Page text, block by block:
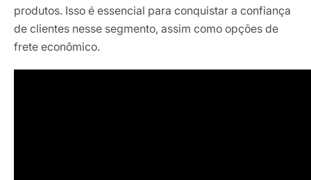
produtos. Isso é essencial para conquistar a confiança
de clientes nesse segmento, assim como opções de
frete econômico.